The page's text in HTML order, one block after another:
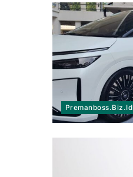
Premanboss.biz.id